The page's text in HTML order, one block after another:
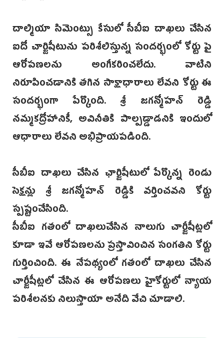
దాల్మియా సిమెంట్సు కేసులో సీబీఐ దాఖలు చేసిన
ఐదో చార్జిషీటును పరిశీలిస్తున్న సందర్భంలో కోర్టు పై
ఆరోపణలను అంగీకరించలేదు. వాటిని
నిరూపించడానికి తగిన సాక్షాధారాలు లేవని కోర్టు ఈ
సందర్భంగా పేర్కొంది. శ్రీ జగన్మోహన్ రెడ్డి
నమ్మకద్రోహానికీ, అవినీతికి పాల్పడ్డాడనికి ఇందులో
ఆధారాలు లేవని అభిప్రాయపడింది.
సీబీఐ దాఖలు చేసిన ఛార్జిషీటులో పేర్కొన్న రెండు
సెక్షన్లు శ్రీ జగన్మోహన్ రెడ్డికి వర్తించవని కోర్టు
స్పష్టంచేసింది.
సీబీఐ గతంలో దాఖలుచేసిన నాలుగు చార్జీషీట్లలో
కూడా ఇవే ఆరోపణలను ప్రస్తావించిన సంగతిని కోర్టు
గుర్తించింది. ఈ నేపథ్యంలో గతంలో దాఖలు చేసిన
చార్జీషీట్లలో చేసిన ఈ ఆరోపణలు హైకోర్టులో న్యాయ
పరిశీలనకు నిలుస్తాయా అనేది వేచి చూడాలి.